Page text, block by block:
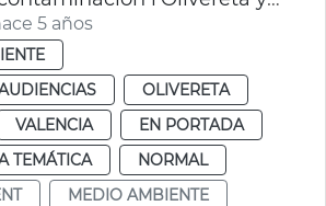
5 años
OLIVERETA
VALENCIA
EN PORTADA
TEMÁTICA
NORMAL
MEDIO AMBIENTE